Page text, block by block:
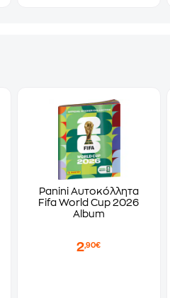
Panini Αυτοκόλλητα
Fifa World Cup 2026
Album
2,90€